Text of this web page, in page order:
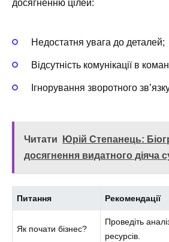
досягненню цілей:
Недостатня увага до деталей;
Відсутність комунікації в
Ігнорування зворотного
Читати
Юрій Степанець:
досягнення видатного діяча
Питання Рекомендації
Як почати бізнес?
Проведіть
ресурсів.